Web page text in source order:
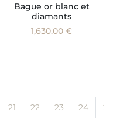
Bague or blanc et
diamants
1,630.00 €
21 22 23 24 25